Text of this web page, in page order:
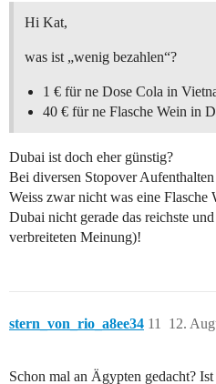
Hi Kat,
was ist „wenig bezahlen“?
1 € für ne Dose Cola in
40 € für ne Flasche Wein in
Dubai ist doch eher günstig?
Bei diversen Stopover
Weiss zwar nicht was eine Flasche
Dubai nicht gerade das reichste
verbreiteten Meinung)!
stern_von_rio_a8ee34 12.
11
Schon mal an Ägypten gedacht?